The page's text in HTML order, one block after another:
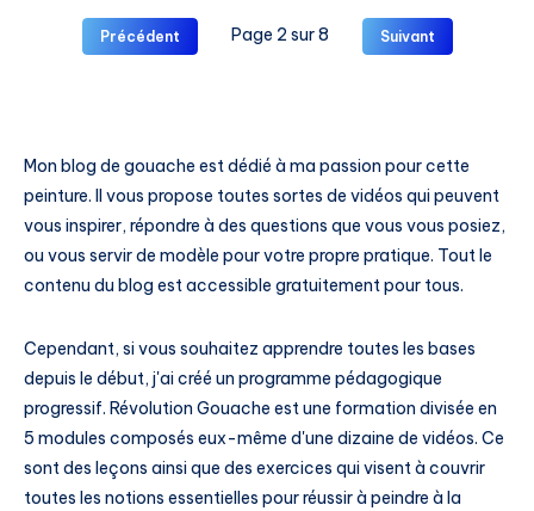
et
Précédent Page 2 sur 8 Suivant
Mon blog de gouache est dédié à ma passion pour cette
peinture. Il vous propose toutes sortes de vidéos qui peuvent
vous inspirer, répondre à des questions que vous vous posiez,
ou vous servir de modèle pour votre propre pratique. Tout le
contenu du blog est accessible gratuitement pour tous.
Cependant, si vous souhaitez apprendre toutes les bases
depuis le début, j'ai créé un programme pédagogique
progressif. Révolution Gouache est une formation divisée en
5 modules composés eux-même d'une dizaine de vidéos. Ce
sont des leçons ainsi que des exercices qui visent à couvrir
toutes les notions essentielles pour réussir à peindre à la